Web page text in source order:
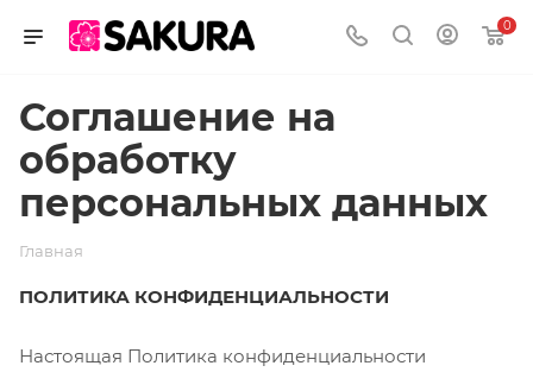
0
Соглашение на
обработку
персональных данных
Главная
ПОЛИТИКА КОНФИДЕНЦИАЛЬНОСТИ
Настоящая Политика конфиденциальности